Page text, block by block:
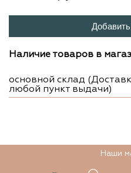
Наличие товаров в
основной склад
любой пункт выдачи)
Наши